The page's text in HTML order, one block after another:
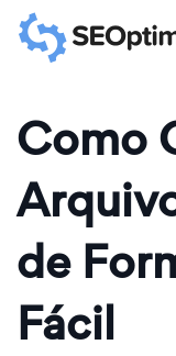
Como
de
Fácil